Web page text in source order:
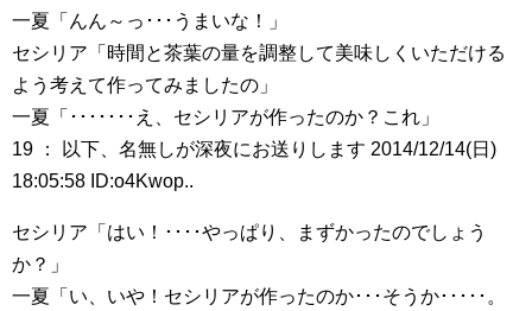
一夏「んん～っ･･･うまいな！」
セシリア「時間と茶葉の量を調整して美味しくいただける
よう考えて作ってみましたの」
一夏「･･･････え、セシリアが作ったのか？これ」
19 ： 以下、名無しが深夜にお送りします 2014/12/14(日)
18:05:58 ID:o4Kwop..
セシリア「はい！････やっぱり、まずかったのでしょう
か？」
一夏「い、いや！セシリアが作ったのか･･･そうか･････。